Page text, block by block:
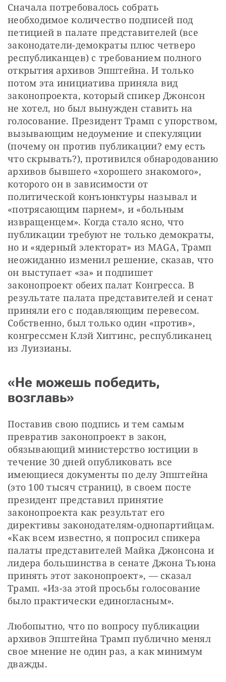
Сначала потребовалось собрать
необходимое количество подписей под
петицией в палате представителей (все
законодатели-демократы плюс четверо
республиканцев) с требованием полного
открытия архивов Эпштейна. И только
потом эта инициатива приняла вид
законопроекта, который спикер Джонсон
не хотел, но был вынужден ставить на
голосование. Президент Трамп с упорством,
вызывающим недоумение и спекуляции
(почему он против публикации? ему есть
что скрывать?), противился обнародованию
архивов бывшего «хорошего знакомого»,
которого он в зависимости от
политической конъюнктуры называл и
«потрясающим парнем», и «больным
извращенцем». Когда стало ясно, что
публикации требуют не только демократы,
но и «ядерный электорат» из MAGA, Трамп
неожиданно изменил решение, сказав, что
он выступает «за» и подпишет
законопроект обеих палат Конгресса. В
результате палата представителей и сенат
приняли его с подавляющим перевесом.
Собственно, был только один «против»,
конгрессмен Клэй Хиггинс, республиканец
из Луизианы.
«Не можешь победить,
возглавь»
Поставив свою подпись и тем самым
превратив законопроект в закон,
обязывающий министерство юстиции в
течение 30 дней опубликовать все
имеющиеся документы по делу Эпштейна
(это 100 тысяч страниц), в своем посте
президент представил принятие
законопроекта как результат его
директивы законодателям-однопартийцам.
«Как всем известно, я попросил спикера
палаты представителей Майка Джонсона и
лидера большинства в сенате Джона Тьюна
принять этот законопроект», — сказал
Трамп. «Из-за этой просьбы голосование
было практически единогласным».
Любопытно, что по вопросу публикации
архивов Эпштейна Трамп публично менял
свое мнение не один раз, а как минимум
дважды.